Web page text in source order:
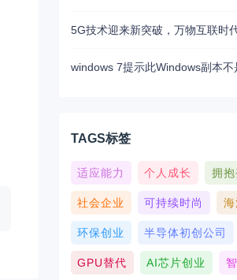
5G技术迎来新突破，万物互联时
TAGS标签
适应能力 个人成长 拥
社会企业 可持续时尚
环保创业 半导体初创公司
GPU替代 AI芯片创业